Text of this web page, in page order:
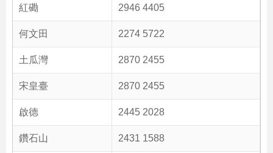
紅磡 2946 4405
何文田 2274 5722
土瓜灣 2870 2455
宋皇臺 2870 2455
啟德 2445 2028
鑽石山 2431 1588